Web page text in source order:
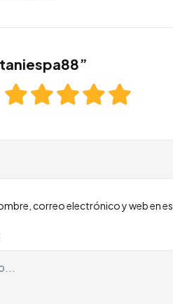
correo electrónico y web en